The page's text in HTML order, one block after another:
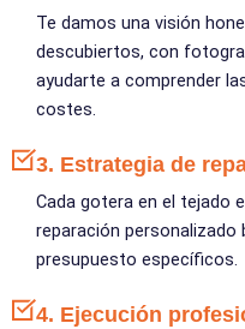
Te damos una visión
descubiertos, con
ayudarte a comprender
costes.
3. Estrategia de
Cada gotera en el tejado
reparación
presupuesto específicos.
4. Ejecución